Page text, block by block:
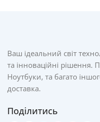
Ваш ідеальний світ
та інноваційні рішення.
Ноутбуки, та багато
доставка.
Поділитись